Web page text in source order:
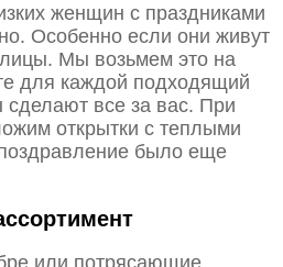
женщин с праздниками
Особенно если они живут
Мы возьмем это на
для каждой подходящий
сделают все за вас. При
открытки с теплыми
было еще
или потрясающие